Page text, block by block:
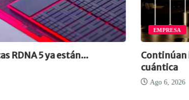
EMPRESA
Continúan inversiones en computación